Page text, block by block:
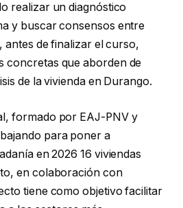
realizar un diagnóstico
y buscar consensos entre
antes de finalizar el curso,
concretas que aborden de
de la vivienda en Durango.
formado por EAJ-PNV y
para poner a
en 2026 16 viviendas
en colaboración con
tiene como objetivo facilitar